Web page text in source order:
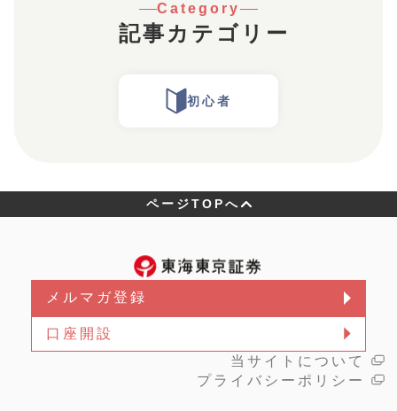
Category
記事カテゴリー
初心者
ページTOPへ
メルマガ登録
口座開設
当サイトについて
プライバシーポリシー